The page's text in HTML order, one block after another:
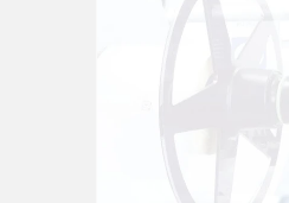
Accept